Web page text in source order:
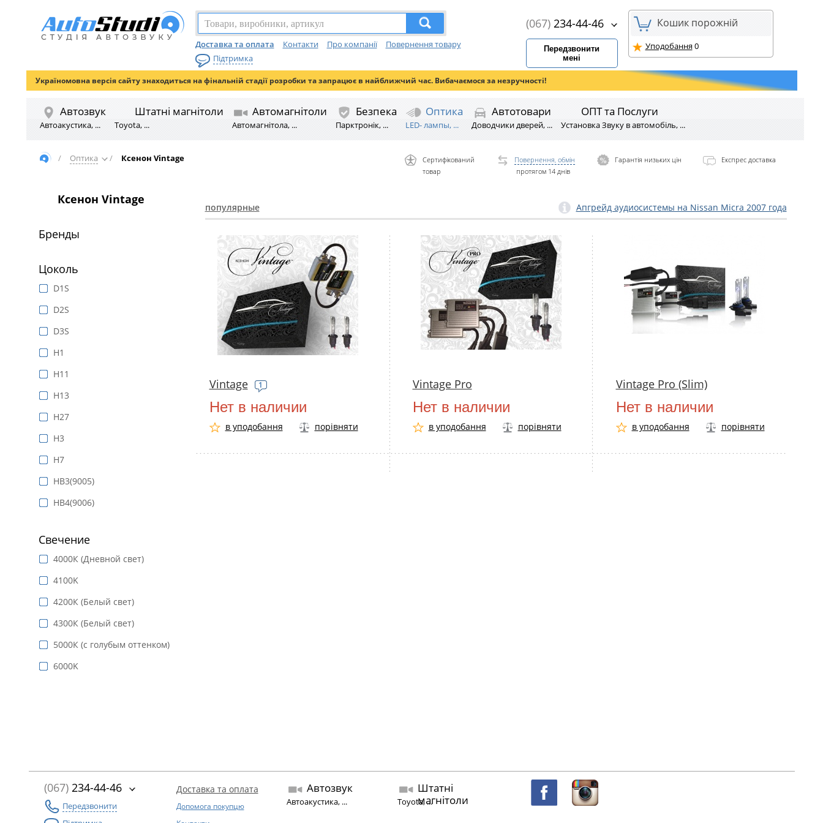
Доставка та оплата Контакти Про компанії
Повернення товару
Підтримка
(067)234-44-46
Передзвонити
мені
Кошик порожній
Уподобання0
Україномовна версія сайту знаходиться на фінальній стадії розробки та запрацює в найближчий час. Вибачаємося за незручності!
Автозвук
Автоакустика, ...
Штатні магнітоли
Toyota, ...
Автомагнітоли
Автомагнітола, ...
Безпека
Парктронік, ...
Оптика
LED- лампы, ...
Автотовари
Доводчики дверей, ...
ОПТ та Послуги
Установка Звуку в автомобіль, ...
/ Оптика / Ксенон Vintage
Сертифікований
товар
Повернення, обмін
протягом 14 днів
Гарантія низьких цін Експрес доставка
Ксенон Vintage
Бренды
Цоколь
D1S
D2S
D3S
H1
H11
H13
H27
H3
H7
HB3(9005)
HB4(9006)
Свечение
4000К (Дневной свет)
4100K
4200К (Белый свет)
4300К (Белый свет)
5000К (с голубым оттенком)
6000K
популярные Апгрейд аудиосистемы на Nissan Micra 2007 года
Vintage 1
Нет в наличии
в уподобання порівняти
Vintage Pro
Нет в наличии
в уподобання порівняти
Vintage Pro (Slim)
Нет в наличии
в уподобання порівняти
(067)234-44-46
Передзвонити
Доставка та оплата
Допомога покупцю
Автозвук
Автоакустика, ...
Штатні
магнітоли
Toyota, ...